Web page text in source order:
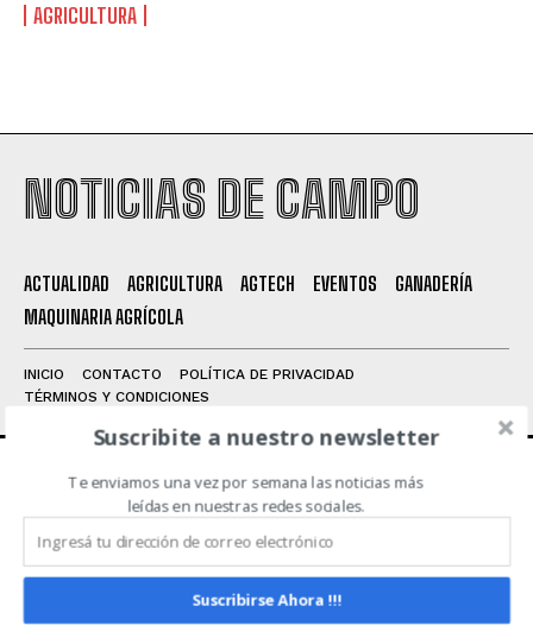
Leí y acepto laPolítica de Privacidad.
AGRICULTURA
NOTICIAS DE CAMPO
ACTUALIDAD AGRICULTURA AGTECH EVENTOS
GANADERÍA
MAQUINARIA AGRÍCOLA
INICIO CONTACTO
POLÍTICA DE PRIVACIDAD
TÉRMINOS Y CONDICIONES
ACERCA DE NOSOTROS
Noticias de Campo es un medio independiente
focalizado en Redes Sociales que intenta aglutinar
todas las noticias del sector en un sólo lugar.
Suscribite a nuestro newsletter
Te enviamos una vez por semana las noticias más
leídas en nuestras redes sociales.
Suscribirse Ahora !!!